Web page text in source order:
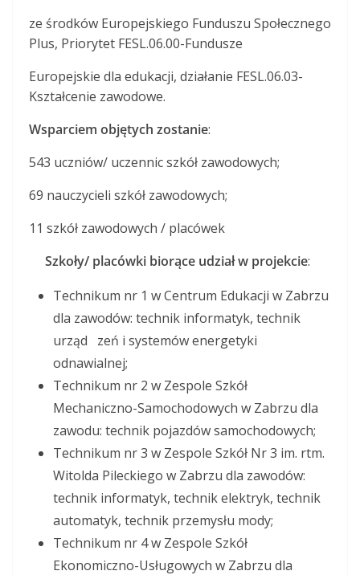
ze środków Europejskiego Funduszu Społecznego
Plus, Priorytet FESL.06.00-Fundusze
Europejskie dla edukacji, działanie FESL.06.03-
Kształcenie zawodowe.
Wsparciem objętych zostanie:
543 uczniów/ uczennic szkół zawodowych;
69 nauczycieli szkół zawodowych;
11 szkół zawodowych / placówek
Szkoły/ placówki biorące udział w projekcie:
Technikum nr 1 w Centrum Edukacji w Zabrzu
dla zawodów: technik informatyk, technik
urząd zeń i systemów energetyki
odnawialnej;
Technikum nr 2 w Zespole Szkół
Mechaniczno-Samochodowych w Zabrzu dla
zawodu: technik pojazdów samochodowych;
Technikum nr 3 w Zespole Szkół Nr 3 im. rtm.
Witolda Pileckiego w Zabrzu dla zawodów:
technik informatyk, technik elektryk, technik
automatyk, technik przemysłu mody;
Technikum nr 4 w Zespole Szkół
Ekonomiczno-Usługowych w Zabrzu dla